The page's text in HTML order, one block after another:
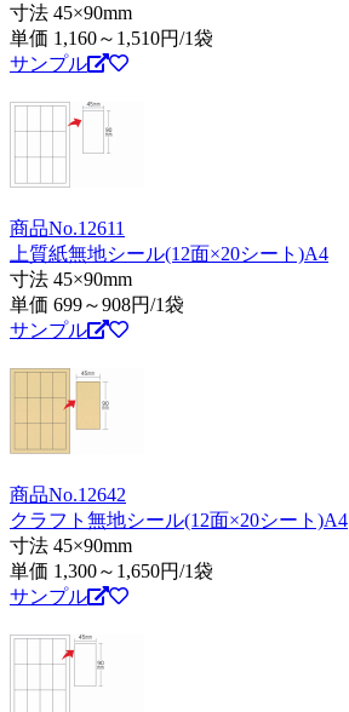
寸法 45×90mm
単価 1,160～1,510円/1袋
サンプル
商品No.12611
上質紙無地シール(12面×20シート)A4
寸法 45×90mm
単価 699～908円/1袋
サンプル
商品No.12642
クラフト無地シール(12面×20シート)A4
寸法 45×90mm
単価 1,300～1,650円/1袋
サンプル